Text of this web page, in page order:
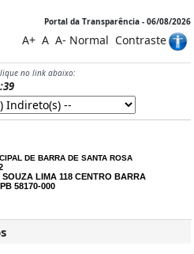
Portal da Transparência - 06/08/2026
A+ A A- Normal Contraste
no link abaixo:
DE BARRA DE SANTA ROSA
LIMA 118 CENTRO BARRA
58170-000